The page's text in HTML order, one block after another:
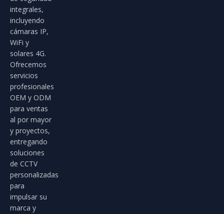
integrales,
incluyendo
cámaras IP,
WiFi y
solares 4G.
Ofrecemos
servicios
profesionales
OEM y ODM
para ventas
al por mayor
y proyectos,
entregando
soluciones
de CCTV
personalizadas
para
impulsar su
marca y